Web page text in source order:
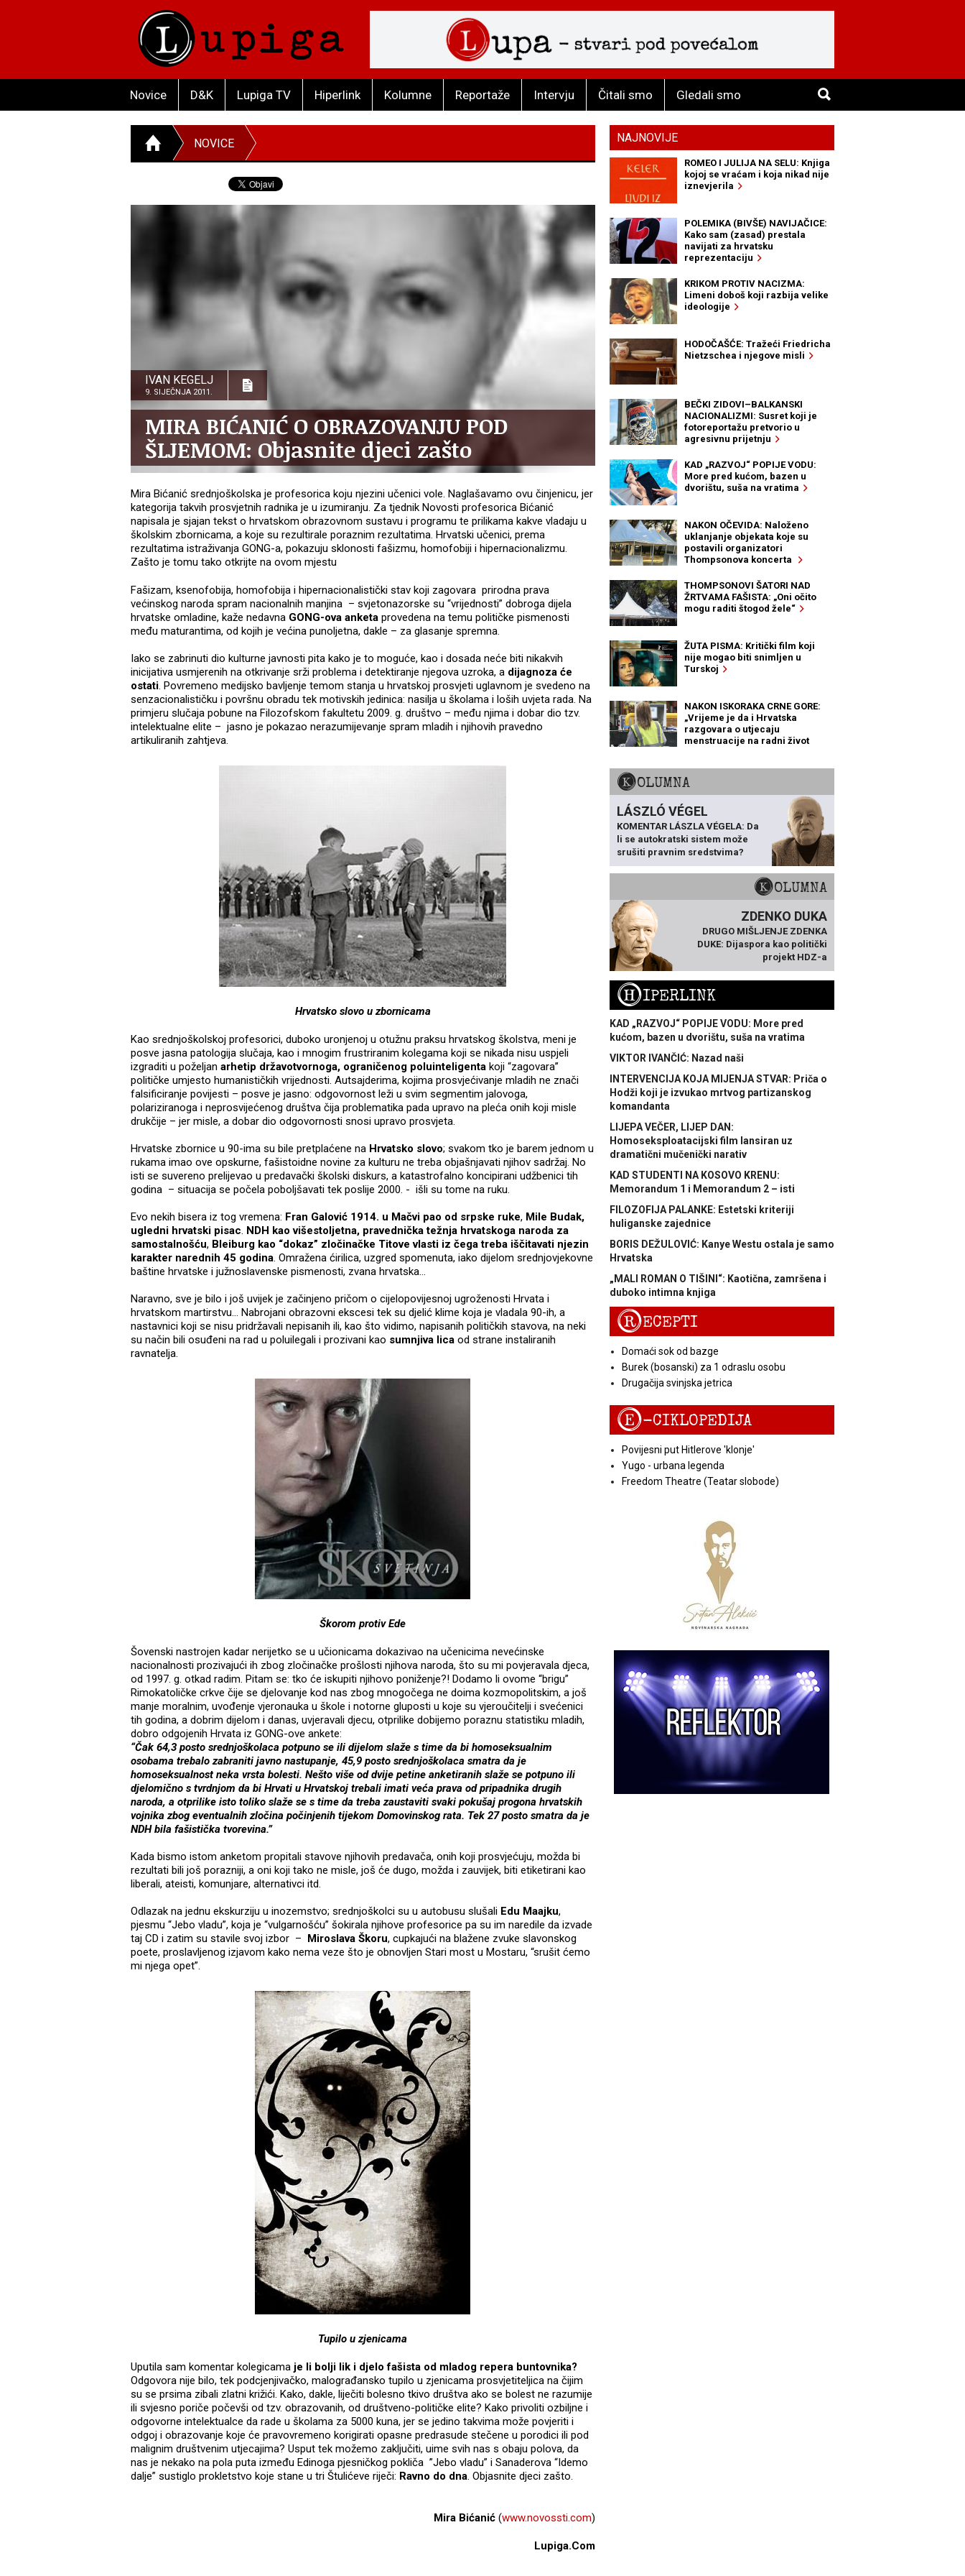
Novice D&K Lupiga TV Hiperlink Kolumne Reportaže Intervju Čitali smo Gledali smo
NOVICE
IVAN KEGELJ
9. SIJEČNJA 2011.
MIRA BIĆANIĆ O OBRAZOVANJU POD
ŠLJEMOM: Objasnite djeci zašto
Mira Bićanić srednjoškolska je profesorica koju njezini učenici vole. Naglašavamo ovu činjenicu, jer
kategorija takvih prosvjetnih radnika je u izumiranju. Za tjednik Novosti profesorica Bićanić
napisala je sjajan tekst o hrvatskom obrazovnom sustavu i programu te prilikama kakve vladaju u
školskim zbornicama, a koje su rezultirale poraznim rezultatima. Hrvatski učenici, prema
rezultatima istraživanja GONG-a, pokazuju sklonosti fašizmu, homofobiji i hipernacionalizmu.
Zašto je tomu tako otkrijte na ovom mjestu
Fašizam, ksenofobija, homofobija i hipernacionalistički stav koji zagovara prirodna prava
većinskog naroda spram nacionalnih manjina – svjetonazorske su “vrijednosti” dobroga dijela
hrvatske omladine, kaže nedavna GONG-ova anketa provedena na temu političke pismenosti
među maturantima, od kojih je većina punoljetna, dakle – za glasanje spremna.
Iako se zabrinuti dio kulturne javnosti pita kako je to moguće, kao i dosada neće biti nikakvih
inicijativa usmjerenih na otkrivanje srži problema i detektiranje njegova uzroka, a dijagnoza će
ostati. Povremeno medijsko bavljenje temom stanja u hrvatskoj prosvjeti uglavnom je svedeno na
senzacionalističku i površnu obradu tek motivskih jedinica: nasilja u školama i loših uvjeta rada. Na
primjeru slučaja pobune na Filozofskom fakultetu 2009. g. društvo – među njima i dobar dio tzv.
intelektualne elite – jasno je pokazao nerazumijevanje spram mladih i njihovih pravedno
artikuliranih zahtjeva.
Hrvatsko slovo u zbornicama
Kao srednjoškolskoj profesorici, duboko uronjenoj u otužnu praksu hrvatskog školstva, meni je
posve jasna patologija slučaja, kao i mnogim frustriranim kolegama koji se nikada nisu uspjeli
izgraditi u poželjan arhetip državotvornoga, ograničenog poluinteligenta koji “zagovara”
političke umjesto humanističkih vrijednosti. Autsajderima, kojima prosvjećivanje mladih ne znači
falsificiranje povijesti – posve je jasno: odgovornost leži u svim segmentim jalovoga,
polariziranoga i neprosvijećenog društva čija problematika pada upravo na pleća onih koji misle
drukčije – jer misle, a dobar dio odgovornosti snosi upravo prosvjeta.
Hrvatske zbornice u 90-ima su bile pretplaćene na Hrvatsko slovo; svakom tko je barem jednom u
rukama imao ove opskurne, fašistoidne novine za kulturu ne treba objašnjavati njihov sadržaj. No
isti se suvereno prelijevao u predavački školski diskurs, a katastrofalno koncipirani udžbenici tih
godina – situacija se počela poboljšavati tek poslije 2000. - išli su tome na ruku.
Evo nekih bisera iz tog vremena: Fran Galović 1914. u Mačvi pao od srpske ruke, Mile Budak,
ugledni hrvatski pisac. NDH kao višestoljetna, pravednička težnja hrvatskoga naroda za
samostalnošću, Bleiburg kao “dokaz” zločinačke Titove vlasti iz čega treba iščitavati njezin
karakter narednih 45 godina. Omražena ćirilica, uzgred spomenuta, iako dijelom srednjovjekovne
baštine hrvatske i južnoslavenske pismenosti, zvana hrvatska…
Naravno, sve je bilo i još uvijek je začinjeno pričom o cijelopovijesnoj ugroženosti Hrvata i
hrvatskom martirstvu… Nabrojani obrazovni ekscesi tek su djelić klime koja je vladala 90-ih, a
nastavnici koji se nisu pridržavali nepisanih ili, kao što vidimo, napisanih političkih stavova, na neki
su način bili osuđeni na rad u poluilegali i prozivani kao sumnjiva lica od strane instaliranih
ravnatelja.
Škorom protiv Ede
Šovenski nastrojen kadar nerijetko se u učionicama dokazivao na učenicima nevećinske
nacionalnosti prozivajući ih zbog zločinačke prošlosti njihova naroda, što su mi povjeravala djeca,
od 1997. g. otkad radim. Pitam se: tko će iskupiti njihovo poniženje?! Dodamo li ovome “brigu”
Rimokatoličke crkve čije se djelovanje kod nas zbog mnogočega ne doima kozmopolitskim, a još
manje moralnim, uvođenje vjeronauka u škole i notorne gluposti u koje su vjeroučitelji i svećenici
tih godina, a dobrim dijelom i danas, uvjeravali djecu, otprilike dobijemo poraznu statistiku mladih,
dobro odgojenih Hrvata iz GONG-ove ankete:
“Čak 64,3 posto srednjoškolaca potpuno se ili dijelom slaže s time da bi homoseksualnim
osobama trebalo zabraniti javno nastupanje, 45,9 posto srednjoškolaca smatra da je
homoseksualnost neka vrsta bolesti. Nešto više od dvije petine anketiranih slaže se potpuno ili
djelomično s tvrdnjom da bi Hrvati u Hrvatskoj trebali imati veća prava od pripadnika drugih
naroda, a otprilike isto toliko slaže se s time da treba zaustaviti svaki pokušaj progona hrvatskih
vojnika zbog eventualnih zločina počinjenih tijekom Domovinskog rata. Tek 27 posto smatra da je
NDH bila fašistička tvorevina.”
Kada bismo istom anketom propitali stavove njihovih predavača, onih koji prosvjećuju, možda bi
rezultati bili još porazniji, a oni koji tako ne misle, još će dugo, možda i zauvijek, biti etiketirani kao
liberali, ateisti, komunjare, alternativci itd.
Odlazak na jednu ekskurziju u inozemstvo; srednjoškolci su u autobusu slušali Edu Maajku,
pjesmu “Jebo vladu”, koja je “vulgarnošću” šokirala njihove profesorice pa su im naredile da izvade
taj CD i zatim su stavile svoj izbor – Miroslava Škoru, cupkajući na blažene zvuke slavonskog
poete, proslavljenog izjavom kako nema veze što je obnovljen Stari most u Mostaru, “srušit ćemo
mi njega opet”.
Tupilo u zjenicama
Uputila sam komentar kolegicama je li bolji lik i djelo fašista od mladog repera buntovnika?
Odgovora nije bilo, tek podcjenjivačko, malograđansko tupilo u zjenicama prosvjetiteljica na čijim
su se prsima zibali zlatni križići. Kako, dakle, liječiti bolesno tkivo društva ako se bolest ne razumije
ili svjesno poriče počevši od tzv. obrazovanih, od društveno-političke elite? Kako privoliti ozbiljne i
odgovorne intelektualce da rade u školama za 5000 kuna, jer se jedino takvima može povjeriti i
odgoj i obrazovanje koje će pravovremeno korigirati opasne predrasude stečene u porodici ili pod
malignim društvenim utjecajima? Usput tek možemo zaključiti, uime svih nas s obaju polova, da
nas je nekako na pola puta između Edinoga pjesničkog pokliča ”Jebo vladu” i Sanaderova “Idemo
dalje” sustiglo prokletstvo koje stane u tri Štulićeve riječi: Ravno do dna. Objasnite djeci zašto.
Mira Bićanić(www.novossti.com)
Lupiga.Com
NAJNOVIJE
ROMEO I JULIJA NA SELU: Knjiga
kojoj se vraćam i koja nikad nije
iznevjerila
POLEMIKA (BIVŠE) NAVIJAČICE:
Kako sam (zasad) prestala
navijati za hrvatsku
reprezentaciju
KRIKOM PROTIV NACIZMA:
Limeni doboš koji razbija velike
ideologije
HODOČAŠĆE: Tražeći Friedricha
Nietzschea i njegove misli
BEČKI ZIDOVI–BALKANSKI
NACIONALIZMI: Susret koji je
fotoreportažu pretvorio u
agresivnu prijetnju
KAD „RAZVOJ“ POPIJE VODU:
More pred kućom, bazen u
dvorištu, suša na vratima
NAKON OČEVIDA: Naloženo
uklanjanje objekata koje su
postavili organizatori
Thompsonova koncerta
THOMPSONOVI ŠATORI NAD
ŽRTVAMA FAŠISTA: „Oni očito
mogu raditi štogod žele“
ŽUTA PISMA: Kritički film koji
nije mogao biti snimljen u
Turskoj
NAKON ISKORAKA CRNE GORE:
„Vrijeme je da i Hrvatska
razgovara o utjecaju
menstruacije na radni život
KOLUMNA
LÁSZLÓ VÉGEL
KOMENTAR LÁSZLA VÉGELA: Da
li se autokratski sistem može
srušiti pravnim sredstvima?
KOLUMNA
ZDENKO DUKA
DRUGO MIŠLJENJE ZDENKA
DUKE: Dijaspora kao politički
projekt HDZ-a
HIPERLINK
KAD „RAZVOJ“ POPIJE VODU: More pred
kućom, bazen u dvorištu, suša na vratima
VIKTOR IVANČIĆ: Nazad naši
INTERVENCIJA KOJA MIJENJA STVAR: Priča o
Hodži koji je izvukao mrtvog partizanskog
komandanta
LIJEPA VEČER, LIJEP DAN:
Homoseksploatacijski film lansiran uz
dramatični mučenički narativ
KAD STUDENTI NA KOSOVO KRENU:
Memorandum 1 i Memorandum 2 – isti
FILOZOFIJA PALANKE: Estetski kriteriji
huliganske zajednice
BORIS DEŽULOVIĆ: Kanye Westu ostala je samo
Hrvatska
„MALI ROMAN O TIŠINI“: Kaotična, zamršena i
duboko intimna knjiga
RECEPTI
Domaći sok od bazge
Burek (bosanski) za 1 odraslu osobu
Drugačija svinjska jetrica
E-CIKLOPEDIJA
Povijesni put Hitlerove 'klonje'
Yugo - urbana legenda
Freedom Theatre (Teatar slobode)